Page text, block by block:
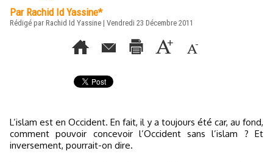
Par Rachid Id Yassine*
Rédigé par Rachid Id Yassine | Vendredi 23 Décembre 2011
L’islam est en Occident. En fait, il y a toujours été car, au fond,
comment pouvoir concevoir l’Occident sans l’islam ? Et
inversement, pourrait-on dire.